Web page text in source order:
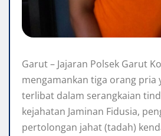
Garut – Jajaran Polsek Garut
mengamankan tiga orang pria
terlibat dalam serangkaian
kejahatan Jaminan Fidusia,
pertolongan jahat (tadah)